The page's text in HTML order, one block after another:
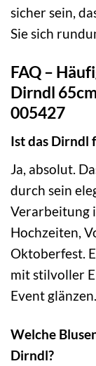
sicher sein,
Sie sich
FAQ –
Dirndl
005427
Ist das Dirndl
Ja, absolut.
durch sein
Verarbeitung
Hochzeiten,
Oktoberfest.
mit stilvoller
Event glänzen.
Welche
Dirndl?